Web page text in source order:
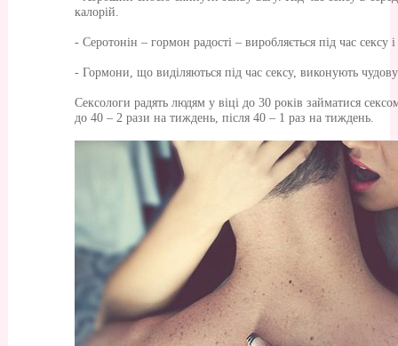
калорій.
- Серотонін – гормон радості – виробляється під час сексу
- Гормони, що виділяються під час сексу, виконують
Сексологи радять людям у віці до 30 років займатися
до 40 – 2 рази на тиждень, після 40 – 1 раз на тиждень.